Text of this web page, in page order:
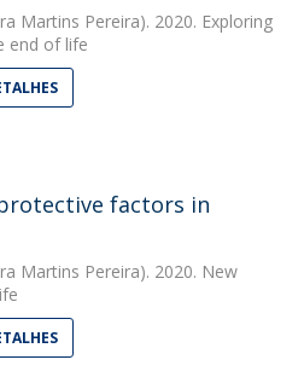
Martins Pereira). 2020. Exploring
end of life
factors in
Martins Pereira). 2020. New